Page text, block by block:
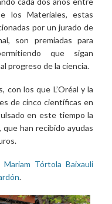
los Materiales, estas
por un jurado de
son premiadas para
que sigan
progreso de la ciencia.
con los que L’Oréal y la
de cinco científicas en
en este tiempo la
han recibido ayudas
Mariam Tórtola Baixauli
.